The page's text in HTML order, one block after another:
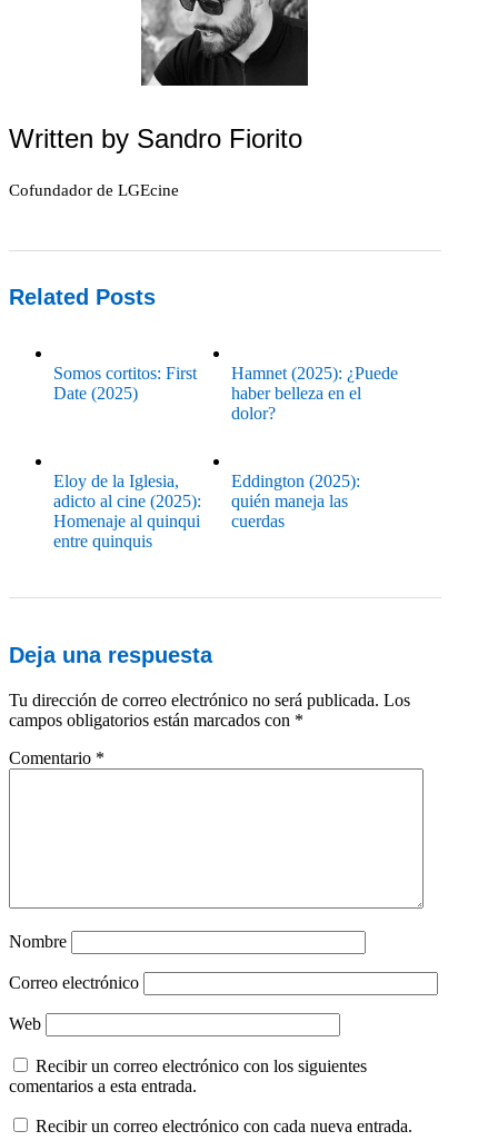
Written by Sandro Fiorito
Cofundador de LGEcine
Related Posts
Somos cortitos: First
Date (2025)
Hamnet (2025): ¿Puede
haber belleza en el
dolor?
Eloy de la Iglesia,
adicto al cine (2025):
Homenaje al quinqui
entre quinquis
Eddington (2025):
quién maneja las
cuerdas
Deja una respuesta
Tu dirección de correo electrónico no será publicada. Los
campos obligatorios están marcados con *
Comentario *
Nombre
Correo electrónico
Web
Recibir un correo electrónico con los siguientes
comentarios a esta entrada.
Recibir un correo electrónico con cada nueva entrada.